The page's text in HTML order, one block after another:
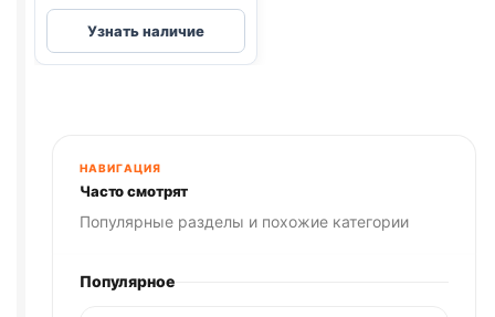
Blitz
(ИНДЕЙКА,
ПЕЧЕНЬ)
Узнать наличие
НАВИГАЦИЯ
Часто смотрят
Популярные разделы и похожие категории
Популярное